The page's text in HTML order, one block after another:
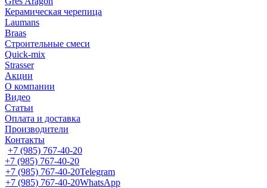
Керамическая черепица
Laumans
Braas
Строительные смеси
Quick-mix
Strasser
Акции
О компании
Видео
Статьи
Оплата и доставка
Производители
Контакты
+7 (985) 767-40-20
+7 (985) 767-40-20
+7 (985) 767-40-20Telegram
+7 (985) 767-40-20WhatsApp